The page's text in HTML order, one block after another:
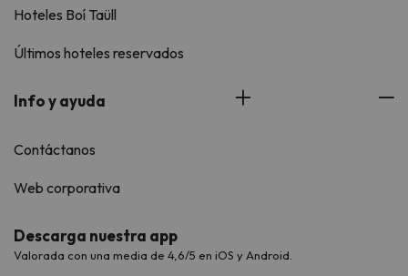
Hoteles Boí Taüll
Últimos hoteles reservados
Info y ayuda
Contáctanos
Web corporativa
Descarga nuestra app
Valorada con una media de 4,6/5 en iOS y Android.